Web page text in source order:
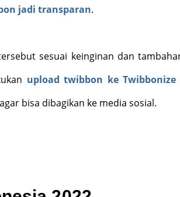
jadi transparan.
sesuai keinginan dan
upload twibbon ke Twibbonize
agar bisa dibagikan ke media sosial.